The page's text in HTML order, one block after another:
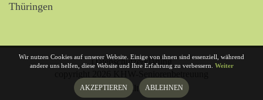
Thüringen
Datenschutzerklärung
Website erstellt von:
Wir nutzen Cookies auf unserer Website. Einige von ihnen sind essenziell, während
andere uns helfen, diese Website und Ihre Erfahrung zu verbessern.
Weiter
AKZEPTIEREN ABLEHNEN